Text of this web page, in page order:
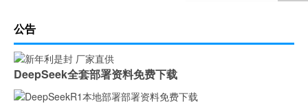
公告
DeepSeek全套部署资料免费下载